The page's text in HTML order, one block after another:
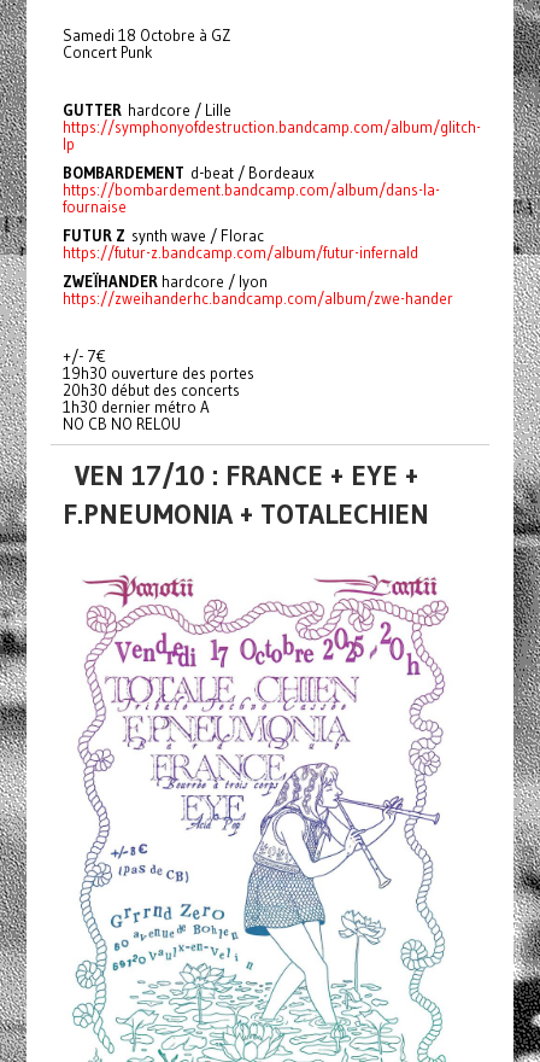
Samedi 18 Octobre à GZ
Concert Punk
GUTTERhardcore / Lille
https://symphonyofdestruction.bandcamp.com/album/glitch-
lp
BOMBARDEMENT d-beat / Bordeaux
https://bombardement.bandcamp.com/album/dans-la-
fournaise
FUTUR Z synth wave / Florac
https://futur-z.bandcamp.com/album/futur-infernald
ZWEÏHANDERhardcore / lyon
https://zweihanderhc.bandcamp.com/album/zwe-hander
+/- 7€
19h30 ouverture des portes
20h30 début des concerts
1h30 dernier métro A
NO CB NO RELOU
VEN 17/10 : FRANCE + EYE +
F.PNEUMONIA + TOTALECHIEN